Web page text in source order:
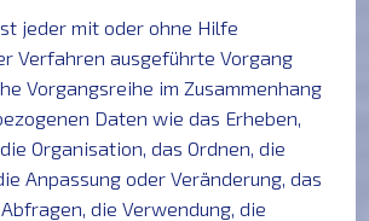
jeder mit oder ohne Hilfe
Verfahren ausgeführte Vorgang
Vorgangsreihe im Zusammenhang
Daten wie das Erheben,
Organisation, das Ordnen, die
Anpassung oder Veränderung, das
die Verwendung, die